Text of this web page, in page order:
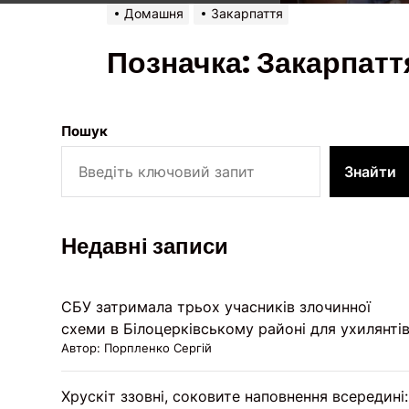
Домашня Закарпаття
Позначка:
Пошук
Знайти
Недавні записи
СБУ затримала трьох учасників злочинної
схеми в Білоцерківському районі для ухилянтів
Автор: Порпленко Сергій
Хрускіт ззовні, соковите наповнення всередині: